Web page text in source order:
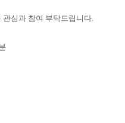
심과 참여 부탁드립니다.